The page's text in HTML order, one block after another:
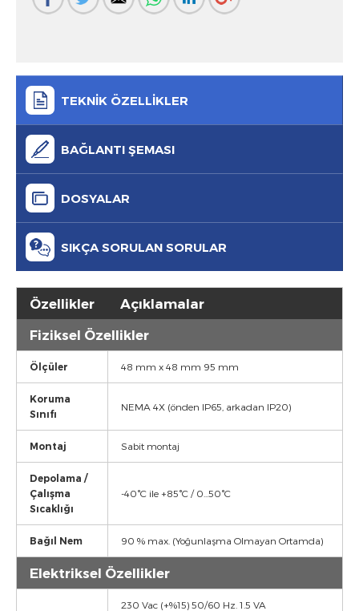
TEKNİK ÖZELLİKLER
BAĞLANTI ŞEMASI
DOSYALAR
SIKÇA SORULAN SORULAR
Özellikler
Açıklamalar
Fiziksel Özellikler
Ölçüler 48 mm x 48 mm 95 mm
Koruma
Sınıfı
NEMA 4X (önden IP65, arkadan IP20)
Montaj Sabit montaj
Depolama /
Çalışma
Sıcaklığı
-40°C ile +85°C / 0...50°C
Bağıl Nem 90 % max. (Yoğunlaşma Olmayan Ortamda)
Elektriksel Özellikler
230 Vac (+%15) 50/60 Hz. 1.5 VA